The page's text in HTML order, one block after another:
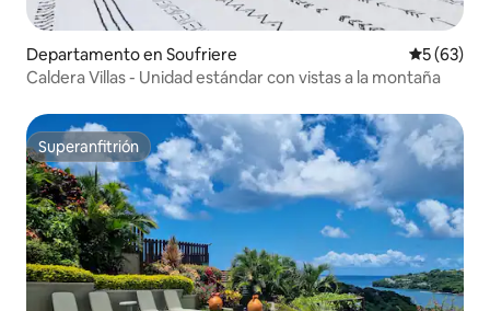
Departamento en Soufriere
5 (63)
Caldera Villas - Unidad estándar con vistas a la montaña
Superanfitrión
Superanfitrión